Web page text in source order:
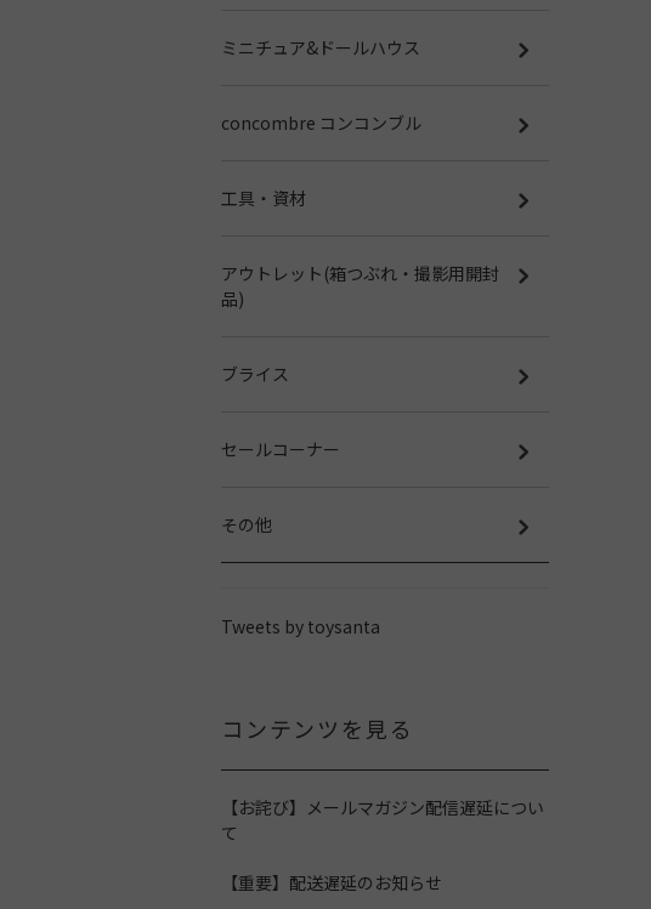
ミニチュア&ドールハウス
concombre コンコンブル
工具・資材
アウトレット(箱つぶれ・撮影用開封
品)
ブライス
セールコーナー
その他
Tweets by toysanta
コンテンツを見る
【お詫び】メールマガジン配信遅延につい
て
【重要】配送遅延のお知らせ